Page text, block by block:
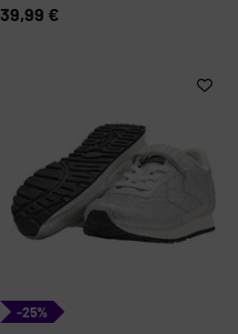
39,99 €
-25%